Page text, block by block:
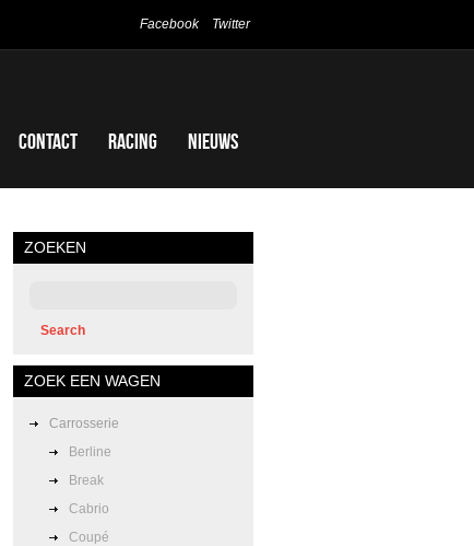
Contact Racing Nieuws
Facebook Twitter
ZOEKEN
ZOEK EEN WAGEN
Carrosserie
Berline
Break
Cabrio
Coupé